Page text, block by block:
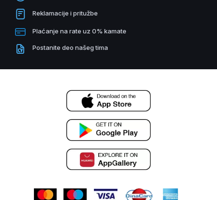
Reklamacije i pritužbe
Plaćanje na rate uz 0% kamate
Postanite deo našeg tima